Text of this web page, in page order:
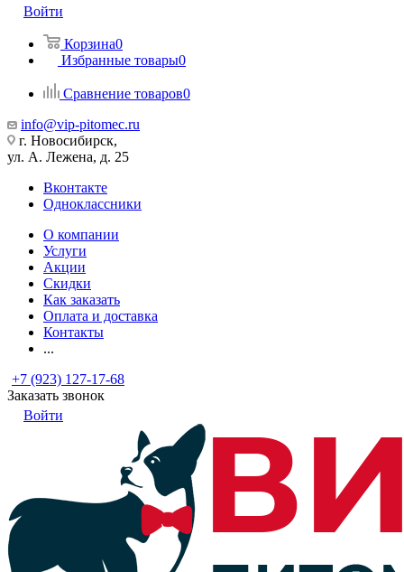
Войти
Корзина0
Избранные товары0
Сравнение товаров0
info@vip-pitomec.ru
г. Новосибирск,
ул. А. Лежена, д. 25
Вконтакте
Одноклассники
О компании
Услуги
Акции
Скидки
Как заказать
Оплата и доставка
Контакты
...
+7 (923) 127-17-68
Заказать звонок
Войти